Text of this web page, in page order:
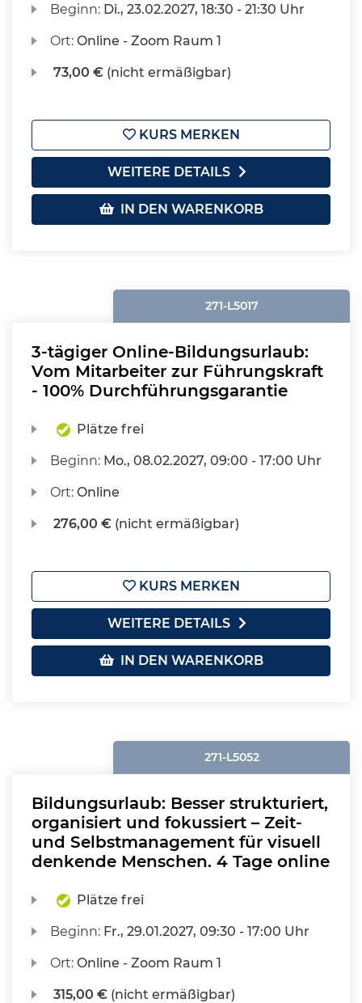
Beginn: Di., 23.02.2027, 18:30 - 21:30 Uhr
Ort:Online - Zoom Raum 1
73,00 € (nicht ermäßigbar)
KURS MERKEN
WEITERE DETAILS
IN DEN WARENKORB
271-L5017
3-tägiger Online-Bildungsurlaub:
Vom Mitarbeiter zur Führungskraft
- 100% Durchführungsgarantie
Plätze frei
Beginn: Mo., 08.02.2027, 09:00 - 17:00 Uhr
Ort:Online
276,00 € (nicht ermäßigbar)
KURS MERKEN
WEITERE DETAILS
IN DEN WARENKORB
271-L5052
Bildungsurlaub: Besser strukturiert,
organisiert und fokussiert – Zeit-
und Selbstmanagement für visuell
denkende Menschen. 4 Tage online
Plätze frei
Beginn: Fr., 29.01.2027, 09:30 - 17:00 Uhr
Ort:Online - Zoom Raum 1
315,00 € (nicht ermäßigbar)